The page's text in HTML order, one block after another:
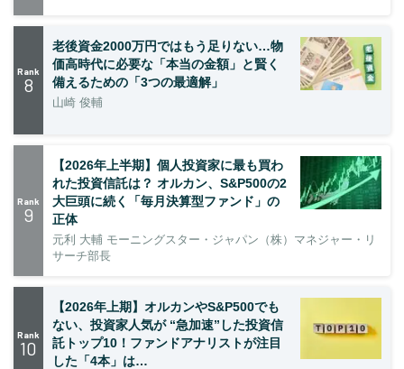
Rank
8
老後資金2000万円ではもう足りない…物
価高時代に必要な「本当の金額」と賢く
備えるための「3つの最適解」
山崎 俊輔
Rank
9
【2026年上半期】個人投資家に最も買わ
れた投資信託は？ オルカン、S&P500の2
大巨頭に続く「毎月決算型ファンド」の
正体
元利 大輔 モーニングスター・ジャパン（株）マネジャー・リ
サーチ部長
Rank
10
【2026年上期】オルカンやS&P500でも
ない、投資家人気が “急加速”した投資信
託トップ10！ファンドアナリストが注目
した「4本」は…